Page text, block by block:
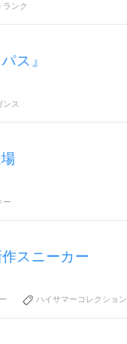
ランク
ス』
ンス
ー
スニーカー
ハイサマーコレクション